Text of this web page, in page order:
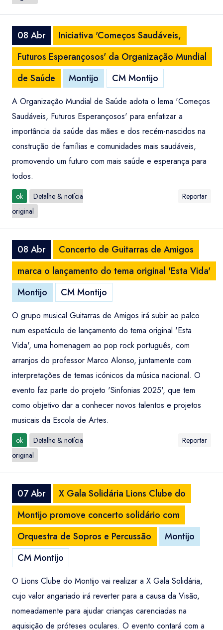
08 Abr
Iniciativa 'Começos Saudáveis,
Futuros Esperançosos' da Organização Mundial
de Saúde
Montijo CM Montijo
A Organização Mundial de Saúde adota o lema 'Começos
Saudáveis, Futuros Esperançosos' para enfatizar a
importância da saúde das mães e dos recém-nascidos na
construção de famílias e comunidades mais saudáveis,
promovendo um futuro com mais saúde e esperança para
todos.
ok
Detalhe & notícia
original
Reportar
08 Abr
Concerto de Guitarras de Amigos
marca o lançamento do tema original 'Esta Vida'
Montijo
CM Montijo
O grupo musical Guitarras de Amigos irá subir ao palco
num espetáculo de lançamento do tema original 'Esta
Vida', uma homenagem ao pop rock português, com
arranjos do professor Marco Alonso, juntamente com
interpretações de temas icónicos da música nacional. O
evento faz parte do projeto 'Sinfonias 2025', que tem
como objetivo dar a conhecer novos talentos e projetos
musicais da Escola de Artes.
ok
Detalhe & notícia
original
Reportar
07 Abr
X Gala Solidária Lions Clube do
Montijo promove concerto solidário com
Orquestra de Sopros e Percussão
Montijo
CM Montijo
O Lions Clube do Montijo vai realizar a X Gala Solidária,
cujo valor angariado irá reverter para a causa da Visão,
nomeadamente para ajudar crianças carenciadas na
aquisição de próteses oculares. O evento contará com a